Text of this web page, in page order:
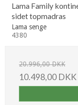
Lama Family
sidet topmadras
Lama senge
4380
20.996,00 DKK
10.498,00 DKK